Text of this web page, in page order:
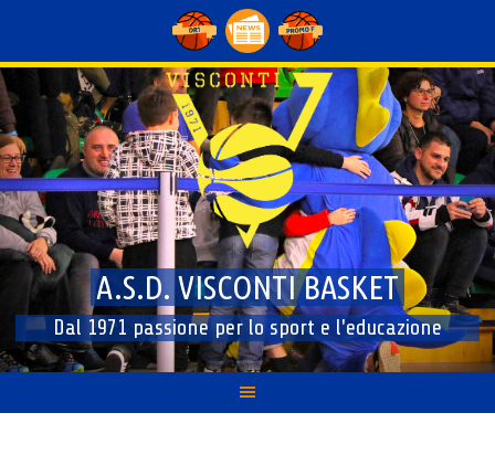
content
A.S.D. VISCONTI BASKET
Dal 1971 passione per lo sport e l'educazione